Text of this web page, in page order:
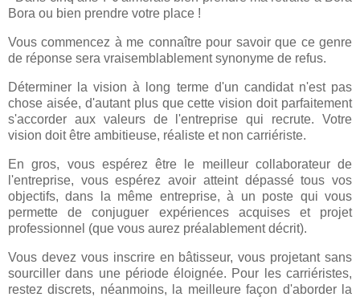
Bora ou bien prendre votre place !
Vous commencez à me connaître pour savoir que ce genre
de réponse sera vraisemblablement synonyme de refus.
Déterminer la vision à long terme d'un candidat n'est pas
chose aisée, d'autant plus que cette vision doit parfaitement
s'accorder aux valeurs de l'entreprise qui recrute. Votre
vision doit être ambitieuse, réaliste et non carriériste.
En gros, vous espérez être le meilleur collaborateur de
l'entreprise, vous espérez avoir atteint dépassé tous vos
objectifs, dans la même entreprise, à un poste qui vous
permette de conjuguer expériences acquises et projet
professionnel (que vous aurez préalablement décrit).
Vous devez vous inscrire en bâtisseur, vous projetant sans
sourciller dans une période éloignée. Pour les carriéristes,
restez discrets, néanmoins, la meilleure façon d'aborder la